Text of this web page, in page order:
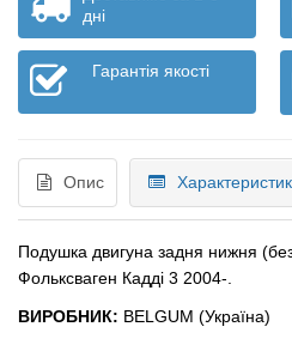
дні
Гарантія якості
Опис
Подушка двигуна задня нижня
Фольксваген Кадді 3 2004-.
ВИРОБНИК: BELGUM (Україна)